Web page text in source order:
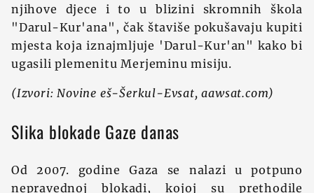
njihove djece i to u blizini skromnih škola
"Darul-Kur'ana", čak štaviše pokušavaju kupiti
mjesta koja iznajmljuje 'Darul-Kur'an" kako bi
ugasili plemenitu Merjeminu misiju.
(Izvori: Novine eš-Šerkul-Evsat, aawsat.com)
Slika blokade Gaze danas
Od 2007. godine Gaza se nalazi u potpuno
nepravednoj blokadi, kojoj su prethodile